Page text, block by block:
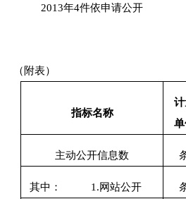
2013年4件依申请公开
（附表）
指标名称
主动公开信息数
其中： 1.网站公开